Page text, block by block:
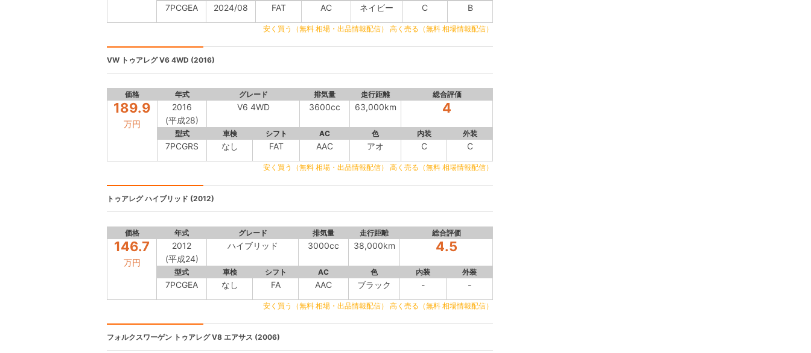
7PCGEA 2024/08 FAT AC ネイビー C B
安く買う（無料 相場・出品情報配信） 高く売る（無料 相場情報配信）
VW トゥアレグV6 4WD (2016)
価格 年式 グレード 排気量 走行距離 総合評価
189.9
万円
2016
(平成28)
V6 4WD 3600cc 63,000km 4
型式 車検 シフト AC 色 内装 外装
7PCGRS なし FAT AAC アオ C C
安く買う（無料 相場・出品情報配信） 高く売る（無料 相場情報配信）
トゥアレグハイブリッド (2012)
価格 年式 グレード 排気量 走行距離 総合評価
146.7
万円
2012
(平成24)
ハイブリッド 3000cc 38,000km 4.5
型式 車検 シフト AC 色 内装 外装
7PCGEA なし FA AAC ブラック - -
安く買う（無料 相場・出品情報配信） 高く売る（無料 相場情報配信）
フォルクスワーゲン トゥアレグV8 エアサス (2006)